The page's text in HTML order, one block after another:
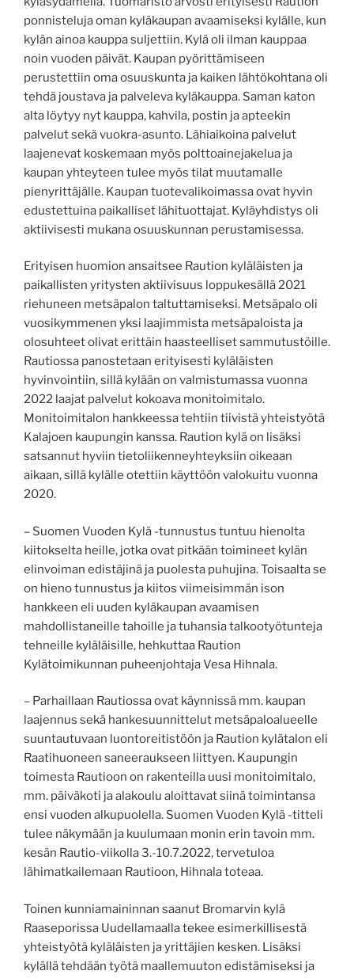
ponnisteluja oman kyläkaupan avaamiseksi kylälle, kun
kylän ainoa kauppa suljettiin. Kylä oli ilman kauppaa
noin vuoden päivät. Kaupan pyörittämiseen
perustettiin oma osuuskunta ja kaiken lähtökohtana oli
tehdä joustava ja palveleva kyläkauppa. Saman katon
alta löytyy nyt kauppa, kahvila, postin ja apteekin
palvelut sekä vuokra-asunto. Lähiaikoina palvelut
laajenevat koskemaan myös polttoainejakelua ja
kaupan yhteyteen tulee myös tilat muutamalle
pienyrittäjälle. Kaupan tuotevalikoimassa ovat hyvin
edustettuina paikalliset lähituottajat. Kyläyhdistys oli
aktiivisesti mukana osuuskunnan perustamisessa.
Erityisen huomion ansaitsee Raution kyläläisten ja
paikallisten yritysten aktiivisuus loppukesällä 2021
riehuneen metsäpalon taltuttamiseksi. Metsäpalo oli
vuosikymmenen yksi laajimmista metsäpaloista ja
olosuhteet olivat erittäin haasteelliset sammutustöille.
Rautiossa panostetaan erityisesti kyläläisten
hyvinvointiin, sillä kylään on valmistumassa vuonna
2022 laajat palvelut kokoava monitoimitalo.
Monitoimitalon hankkeessa tehtiin tiivistä yhteistyötä
Kalajoen kaupungin kanssa. Raution kylä on lisäksi
satsannut hyviin tietoliikenneyhteyksiin oikeaan
aikaan, sillä kylälle otettiin käyttöön valokuitu vuonna
2020.
– Suomen Vuoden Kylä -tunnustus tuntuu hienolta
kiitokselta heille, jotka ovat pitkään toimineet kylän
elinvoiman edistäjinä ja puolesta puhujina. Toisaalta se
on hieno tunnustus ja kiitos viimeisimmän ison
hankkeen eli uuden kyläkaupan avaamisen
mahdollistaneille tahoille ja tuhansia talkootyötunteja
tehneille kyläläisille, hehkuttaa Raution
Kylätoimikunnan puheenjohtaja Vesa Hihnala.
– Parhaillaan Rautiossa ovat käynnissä mm. kaupan
laajennus sekä hankesuunnittelut metsäpaloalueelle
suuntautuvaan luontoreitistöön ja Raution kylätalon eli
Raatihuoneen saneeraukseen liittyen. Kaupungin
toimesta Rautioon on rakenteilla uusi monitoimitalo,
mm. päiväkoti ja alakoulu aloittavat siinä toimintansa
ensi vuoden alkupuolella. Suomen Vuoden Kylä -titteli
tulee näkymään ja kuulumaan monin erin tavoin mm.
kesän Rautio-viikolla 3.-10.7.2022, tervetuloa
lähimatkailemaan Rautioon, Hihnala toteaa.
Toinen kunniamaininnan saanut Bromarvin kylä
Raaseporissa Uudellamaalla tekee esimerkillisestä
yhteistyötä kyläläisten ja yrittäjien kesken. Lisäksi
kylällä tehdään työtä maallemuuton edistämiseksi ja